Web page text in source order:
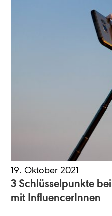
19. Oktober 2021
3 Schlüsselpunkte
mit InfluencerInnen